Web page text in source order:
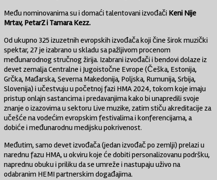
Među nominovanima su i domaći talentovani izvođači Keni Nije
Mrtav, PetarZ i Tamara Kezz.
Od ukupno 325 izuzetnih evropskih izvođača koji čine širok muzički
spektar, 27 je izabrano u skladu sa pažljivom procenom
međunarodnog stručnog žirija. Izabrani izvođači i bendovi dolaze iz
devet zemalja Centralne i Jugoistočne Evrope (Češka, Estonija,
Grčka, Mađarska, Severna Makedonija, Poljska, Rumunija, Srbija,
Slovenija) i učestvuju u početnoj fazi HMA 2024, tokom koje imaju
pristup onlajn sastancima i predavanjima kako bi unapredili svoje
znanje o izazovima u sektoru Live muzike, zatim stiču akreditacije za
učešće na vodećim evropskim festivalima i konferencijama, a
dobiće i međunarodnu medijsku pokrivenost.
Međutim, samo devet izvođača (jedan izvođač po zemlji) prelazi u
narednu fazu HMA, u okviru koje će dobiti personalizovanu podršku,
naprednu obuku i priliku da se umreže i nastupaju uživo na
odabranim HEMI partnerskim događajima.